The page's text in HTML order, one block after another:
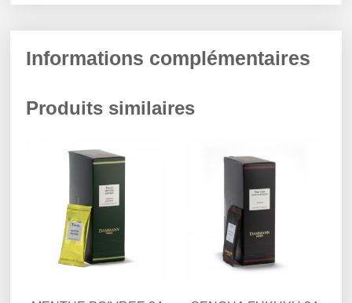
Informations complémentaires
Produits similaires